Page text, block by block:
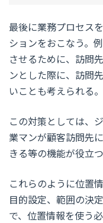
最後に業務プロセス
ションをおこなう。
させるために、訪問
ンとした際に、訪問
いことも考えられる。
この対策としては、
業マンが顧客訪問先
きる等の機能が役立つ
これらのように位置
目的設定、範囲の決
で、位置情報を使う